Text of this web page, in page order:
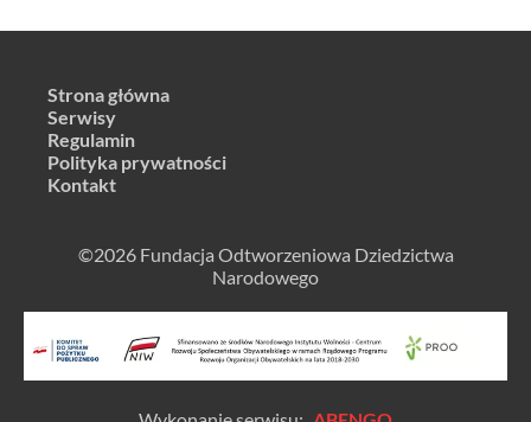
Strona główna
Serwisy
Regulamin
Polityka prywatności
Kontakt
©2026 Fundacja Odtworzeniowa Dziedzictwa
Narodowego